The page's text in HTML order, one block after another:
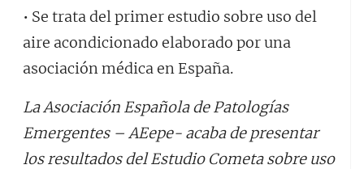
• Se trata del primer estudio sobre uso del
aire acondicionado elaborado por una
asociación médica en España.
La Asociación Española de Patologías
Emergentes – AEepe- acaba de presentar
los resultados del Estudio Cometa sobre uso